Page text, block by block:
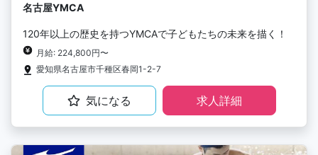
名古屋YMCA
120年以上の歴史を持つYMCAで子どもたちの未来を描く！
月給: 224,800円〜
愛知県名古屋市千種区春岡1-2-7
気になる 求人詳細